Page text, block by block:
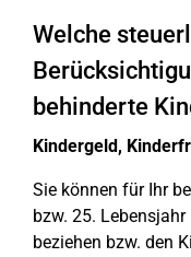
Welche
behinderte
Kindergeld,
Sie können für Ihr
bzw. 25.
beziehen bzw. den